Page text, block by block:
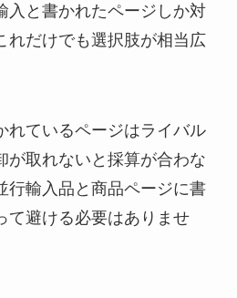
入と書かれたページしか対
れだけでも選択肢が相当広
れているページはライバル
が取れないと採算が合わな
行輸入品と商品ページに書
て避ける必要はありませ